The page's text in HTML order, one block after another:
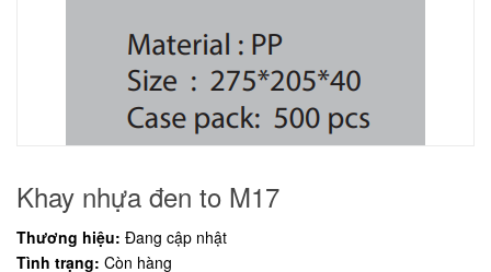
Khay nhựa đen to M17
Thương hiệu: Đang cập nhật
Tình trạng: Còn hàng